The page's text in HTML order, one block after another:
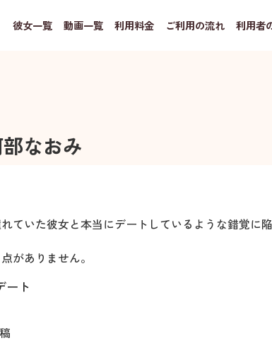
彼女一覧 動画一覧 利用料金 ご利用の流れ 利用者
なおみ
ていた彼女と本当にデートしているような錯覚に
がありません。
ート